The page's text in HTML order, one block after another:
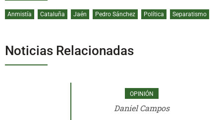
Anmistía Cataluña Jaén Pedro Sánchez Política Separatismo
Noticias Relacionadas
OPINIÓN
Daniel Campos